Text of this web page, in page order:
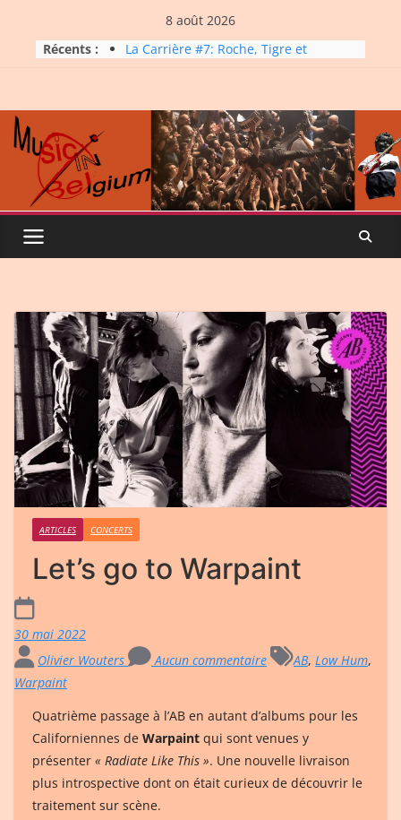
content
8 août 2026
Récents :
La Carrière #7: Roche, Tigre et
Micro Festival #16, maxi line-
ARTICLES CONCERTS
Let’s go to Warpaint
30 mai 2022
Olivier Wouters
Aucun commentaire AB, Low Hum,
Warpaint
Quatrième passage à l’AB en autant d’albums pour les
Californiennes de Warpaint qui sont venues y
présenter « Radiate Like This ». Une nouvelle livraison
plus introspective dont on était curieux de découvrir le
traitement sur scène.